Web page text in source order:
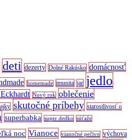
deti dezerty Dolné Rakúsko domácnosť
homemade imunita jar jedlo
Nový rok oblečenie
skutočné príbehy starostlivosť o
superbabka super dedko súťaže
noc Vianoce vianočné pečivo výchova